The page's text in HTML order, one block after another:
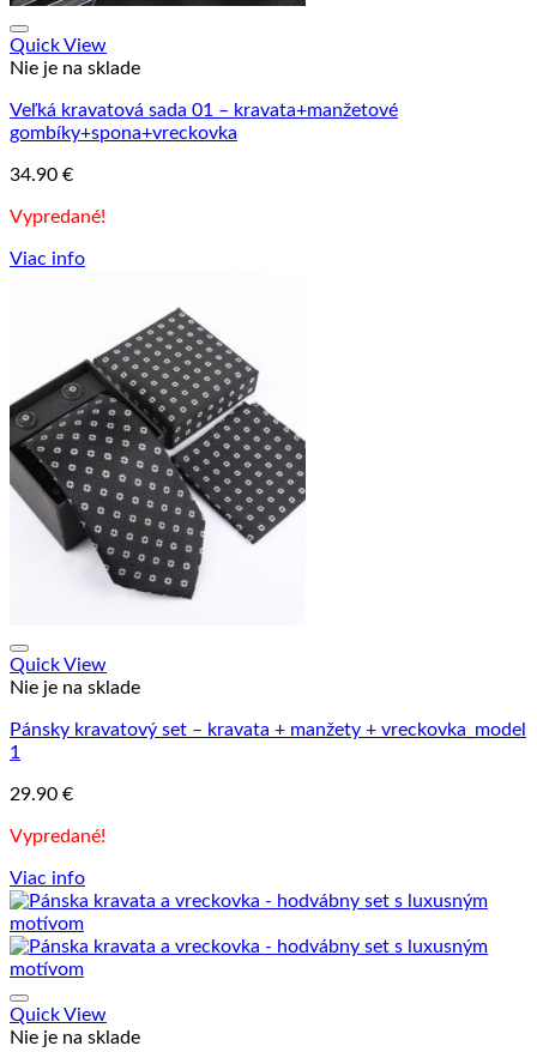
Quick View
Nie je na sklade
Veľká kravatová sada 01 – kravata+manžetové
gombíky+spona+vreckovka
34.90 €
Vypredané!
Viac info
Quick View
Nie je na sklade
Pánsky kravatový set – kravata + manžety + vreckovka_model
1
29.90 €
Vypredané!
Viac info
Quick View
Nie je na sklade